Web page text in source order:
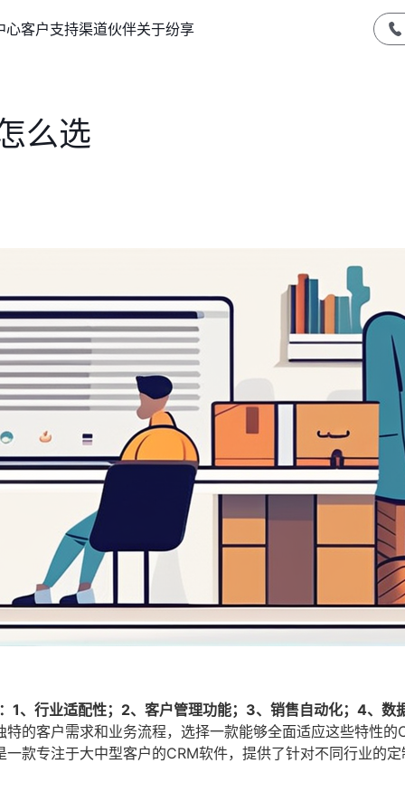
心客户支持渠道伙伴关于纷享
么选
1、行业适配性；2、客户管理功能；3、销售自动化；4、数
的客户需求和业务流程，选择一款能够全面适应这些特性的
款专注于大中型客户的CRM软件，提供了针对不同行业的